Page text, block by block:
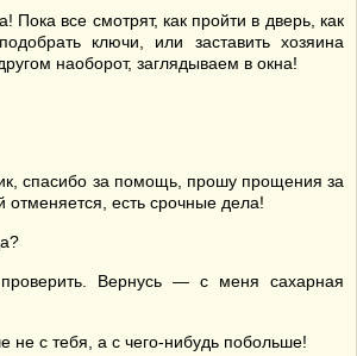
Пока все смотрят, как пройти в дверь, как
ключи, или заставить хозяина
наоборот, заглядываем в окна!
спасибо за помощь, прошу прощения за
отменяется, есть срочные дела!
Вернусь — с меня сахарная
с тебя, а с чего-нибудь побольше!